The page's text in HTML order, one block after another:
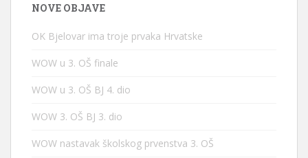
NOVE OBJAVE
OK Bjelovar ima troje prvaka Hrvatske
WOW u 3. OŠ finale
WOW u 3. OŠ BJ 4. dio
WOW 3. OŠ BJ 3. dio
WOW nastavak školskog prvenstva 3. OŠ